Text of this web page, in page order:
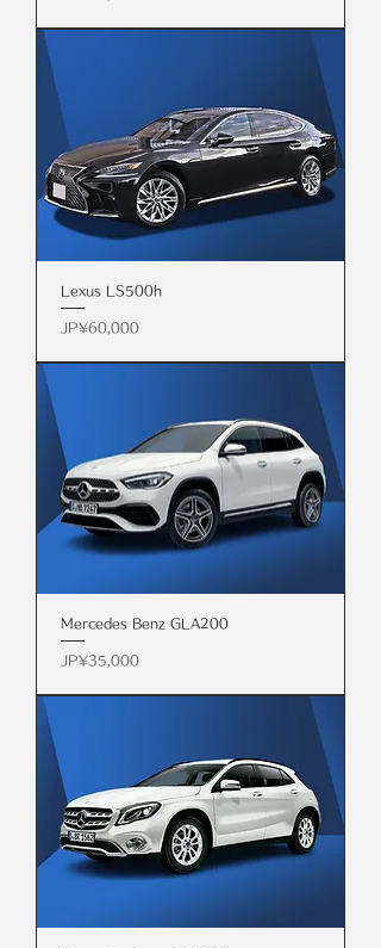
Lexus LS500h
價格
JP¥60,000
Mercedes Benz GLA200
價格
JP¥35,000